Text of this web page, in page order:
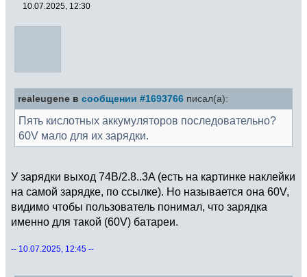
10.07.2025, 12:30
realeugene в сообщении #1693766 писал(а):
Пять кислотных аккумуляторов последовательно?
60V мало для их зарядки.
У зарядки выход 74В/2.8..3A (есть на картинке наклейки
на самой зарядке, по ссылке). Но называется она 60V,
видимо чтобы пользователь понимал, что зарядка
именно для такой (60V) батареи.
-- 10.07.2025, 12:45 --